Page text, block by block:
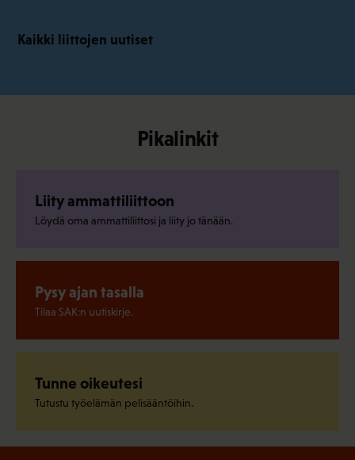
Kaikki liittojen uutiset
Pikalinkit
Liity ammattiliittoon
Löydä oma ammattiliittosi ja liity jo tänään.
Pysy ajan tasalla
Tilaa SAK:n uutiskirje.
Tunne oikeutesi
Tutustu työelämän pelisääntöihin.